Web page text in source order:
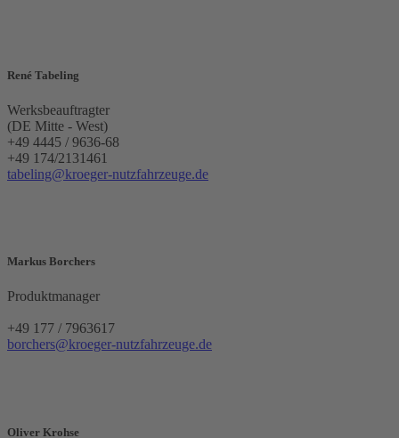
René Tabeling
Werksbeauftragter
(DE Mitte - West)
+49 4445 / 9636-68
+49 174/2131461
tabeling@kroeger-nutzfahrzeuge.de
Markus Borchers
Produktmanager
+49 177 / 7963617
borchers@kroeger-nutzfahrzeuge.de
Oliver Krohse